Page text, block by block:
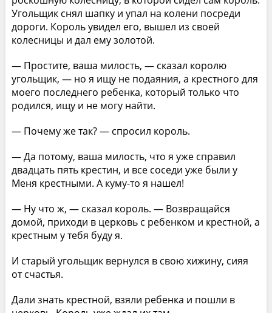
Угольщик снял шапку и упал на колени посреди
дороги. Король увидел его, вышел из своей
колесницы и дал ему золотой.
— Простите, ваша милость, — сказал королю
угольщик, — но я ищу не подаяния, а крестного для
моего последнего ребенка, который только что
родился, ищу и не могу найти.
— Почему же так? — спросил король.
— Да потому, ваша милость, что я уже справил
двадцать пять крестин, и все соседи уже были у
Меня крестными. А куму-то я нашел!
— Ну что ж, — сказал король. — Возвращайся
домой, приходи в церковь с ребенком и крестной, а
крестным у тебя буду я.
И старый угольщик вернулся в свою хижину, сияя
от счастья.
Дали знать крестной, взяли ребенка и пошли в